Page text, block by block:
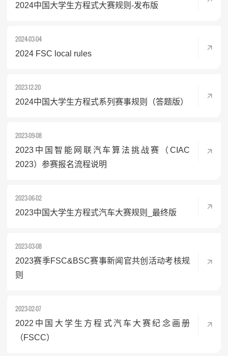
2024中国大学生方程式大赛规则-发布版
2024-03-04
2024 FSC local rules
2023-12-20
2024中国大学生方程式系列赛事规则（答题版）
2023-09-08
2023中国智能网联汽车算法挑战赛（CIAC
2023）参赛报名流程说明
2023-06-02
2023中国大学生方程式汽车大赛规则_最终版
2023-03-08
2023赛季FSC&BSC赛事新闻官共创活动考核规
则
2023-02-07
2022中国大学生方程式汽车大赛纪念画册
（FSCC）